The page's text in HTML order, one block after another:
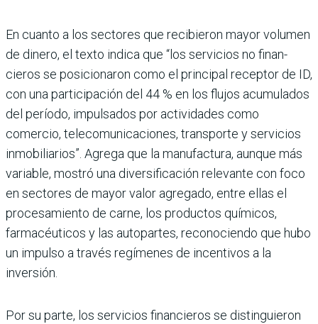
En cuanto a los sectores que recibieron mayor volumen
de dinero, el texto indica que “los servicios no finan­
cieros se posicionaron como el principal receptor de ID,
con una participación del 44 % en los flujos acumulados
del período, impulsados por actividades como
comercio, telecomunicaciones, trans­porte y servicios
inmobilia­rios”. Agrega que la manufac­tura, aunque más
variable, mostró una diversificación relevante con foco
en secto­res de mayor valor agregado, entre ellas el
procesamiento de carne, los productos quí­micos,
farmacéuticos y las autopartes, reconociendo que hubo
un impulso a tra­vés regímenes de incentivos a la
inversión.
Por su parte, los servicios financieros se distinguieron